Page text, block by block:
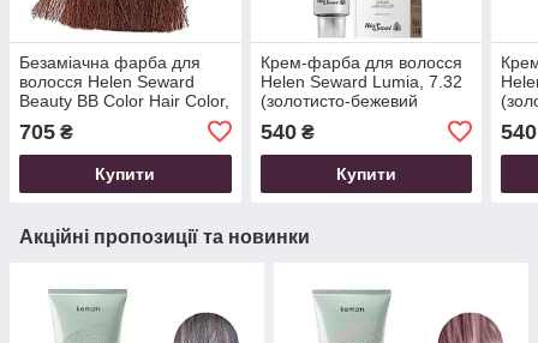
Безаміачна фарба для
волосся Helen Seward
Beauty BB Color Hair Color,
темний блондин), 100 мл
705 ₴
Купити
Крем-фарба для волосся
Helen Seward Lumia, 7.32
(золотисто-бежевий
540₴
Купити
540
Акційні пропозиції та новинки